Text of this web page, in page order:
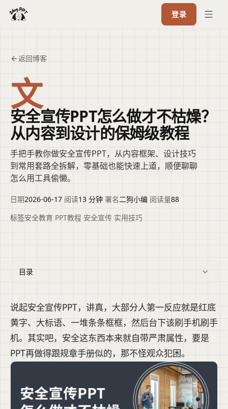
登录
返回博客
文
安全宣传PPT怎么做才不枯燥？
从内容到设计的保姆级教程
手把手教你做安全宣传PPT，从内容框架、设计技巧
到常用套路全拆解，零基础也能快速上道，顺便聊聊
怎么用工具偷懒。
日期2026-06-17 阅读13 分钟 署名二狗小编 阅读量88
标签安全教育 PPT教程 安全宣传 实用技巧
目录
说起安全宣传PPT，讲真，大部分人第一反应就是红底
黄字、大标语、一堆条条框框，然后台下该刷手机刷手
机。其实吧，安全这东西本来就自带严肃属性，要是
PPT再做得跟规章手册似的，那不怪观众犯困。